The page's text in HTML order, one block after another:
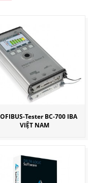
Tester BC-700 IBA
VIỆT NAM